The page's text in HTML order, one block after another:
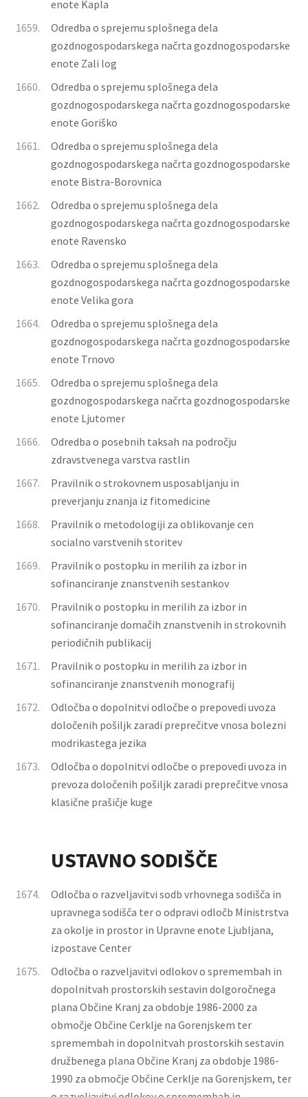
enote Kapla
1659.
Odredba o sprejemu splošnega dela
gozdnogospodarskega načrta gozdnogospodarske
enote Zali log
1660.
Odredba o sprejemu splošnega dela
gozdnogospodarskega načrta gozdnogospodarske
enote Goriško
1661.
Odredba o sprejemu splošnega dela
gozdnogospodarskega načrta gozdnogospodarske
enote Bistra-Borovnica
1662.
Odredba o sprejemu splošnega dela
gozdnogospodarskega načrta gozdnogospodarske
enote Ravensko
1663.
Odredba o sprejemu splošnega dela
gozdnogospodarskega načrta gozdnogospodarske
enote Velika gora
1664.
Odredba o sprejemu splošnega dela
gozdnogospodarskega načrta gozdnogospodarske
enote Trnovo
1665.
Odredba o sprejemu splošnega dela
gozdnogospodarskega načrta gozdnogospodarske
enote Ljutomer
1666.
Odredba o posebnih taksah na področju
zdravstvenega varstva rastlin
1667.
Pravilnik o strokovnem usposabljanju in
preverjanju znanja iz fitomedicine
1668.
Pravilnik o metodologiji za oblikovanje cen
socialno varstvenih storitev
1669.
Pravilnik o postopku in merilih za izbor in
sofinanciranje znanstvenih sestankov
1670.
Pravilnik o postopku in merilih za izbor in
sofinanciranje domačih znanstvenih in strokovnih
periodičnih publikacij
1671.
Pravilnik o postopku in merilih za izbor in
sofinanciranje znanstvenih monografij
1672.
Odločba o dopolnitvi odločbe o prepovedi uvoza
določenih pošiljk zaradi preprečitve vnosa bolezni
modrikastega jezika
1673.
Odločba o dopolnitvi odločbe o prepovedi uvoza in
prevoza določenih pošiljk zaradi preprečitve vnosa
klasične prašičje kuge
USTAVNO SODIŠČE
1674.
Odločba o razveljavitvi sodb vrhovnega sodišča in
upravnega sodišča ter o odpravi odločb Ministrstva
za okolje in prostor in Upravne enote Ljubljana,
izpostave Center
1675.
Odločba o razveljavitvi odlokov o spremembah in
dopolnitvah prostorskih sestavin dolgoročnega
plana Občine Kranj za obdobje 1986-2000 za
območje Občine Cerklje na Gorenjskem ter
spremembah in dopolnitvah prostorskih sestavin
družbenega plana Občine Kranj za obdobje 1986-
1990 za območje Občine Cerklje na Gorenjskem, ter